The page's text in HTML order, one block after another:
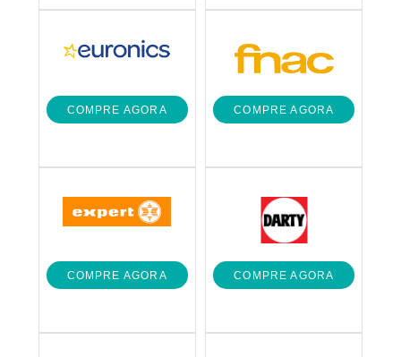
COMPRE AGORA COMPRE AGORA
COMPRE AGORA COMPRE AGORA